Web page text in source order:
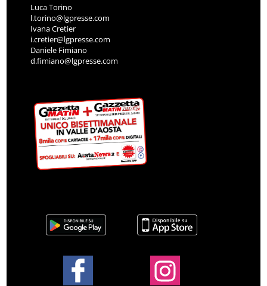
Luca Torino
l.torino@lgpresse.com
Ivana Cretier
i.cretier@lgpresse.com
Daniele Fimiano
d.fimiano@lgpresse.com